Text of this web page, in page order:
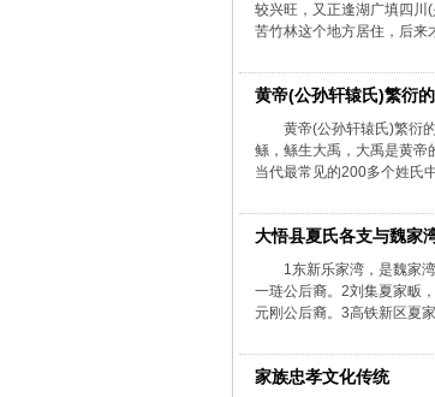
较兴旺，又正逢湖广填四川
苦竹林这个地方居住，后来
黄帝(公孙轩辕氏)繁衍
黄帝(公孙轩辕氏)繁衍
鲧，鲧生大禹，大禹是黄帝
当代最常见的200多个姓氏
大悟县夏氏各支与魏家
1东新乐家湾，是魏家
一琏公后裔。2刘集夏家畈
元刚公后裔。3高铁新区夏
家族忠孝文化传统